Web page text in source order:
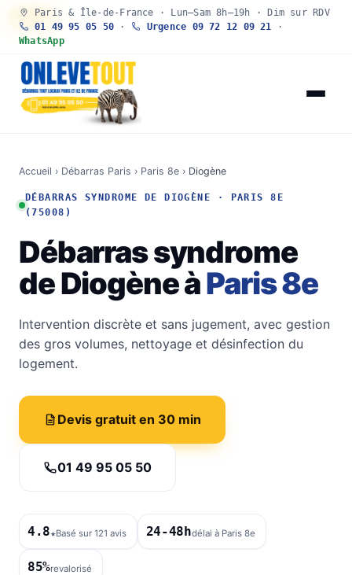
Paris & Île-de-France · Lun–Sam 8h–19h · Dim sur RDV
01 49 95 05 50 · Urgence 09 72 12 09 21 ·
WhatsApp
Accueil › Débarras Paris › Paris 8e › Diogène
DÉBARRAS SYNDROME DE DIOGÈNE · PARIS 8E
(75008)
Débarras syndrome
de Diogène àParis 8e
Intervention discrète et sans jugement, avec gestion
des gros volumes, nettoyage et désinfection du
logement.
Devis gratuit en 30 min
01 49 95 05 50
4.8★Basé sur 121 avis 24-48hdélai à Paris 8e
85%revalorisé
30 SEC